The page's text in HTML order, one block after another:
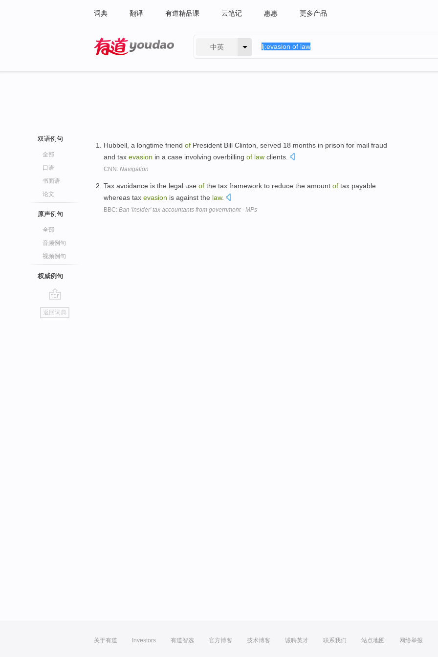
词典 翻译 有道精品课 云笔记 惠惠 更多产品
中英
双语例句
全部
口语
书面语
论文
原声例句
全部
音频例句
视频例句
权威例句
go
top
返回词典
Hubbell, a longtime friend of President Bill Clinton, served 18 months in prison for mail fraud
and tax evasion in a case involving overbilling of law clients.
CNN: Navigation
Tax avoidance is the legal use of the tax framework to reduce the amount of tax payable
whereas tax evasion is against the law.
BBC: Ban 'insider' tax accountants from government - MPs
关于有道 Investors 有道智选 官方博客 技术博客 诚聘英才 联系我们 站点地图 网络举报